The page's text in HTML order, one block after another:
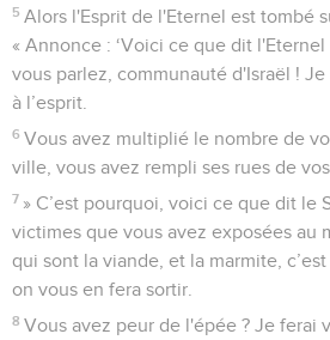
5 Alors l'Esprit de l'Eternel est tombé
« Annonce : ‘Voici ce que dit l'Eternel
vous parlez, communauté d'Israël !
à l’esprit.
6 Vous avez multiplié le nombre de
ville, vous avez rempli ses rues de
7 » C’est pourquoi, voici ce que dit le
victimes que vous avez exposées au
qui sont la viande, et la marmite,
on vous en fera sortir.
8 Vous avez peur de l'épée ? Je ferai